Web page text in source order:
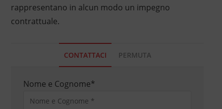
rappresentano in alcun modo un impegno
contrattuale.
CONTATTACI PERMUTA
Nome e Cognome*